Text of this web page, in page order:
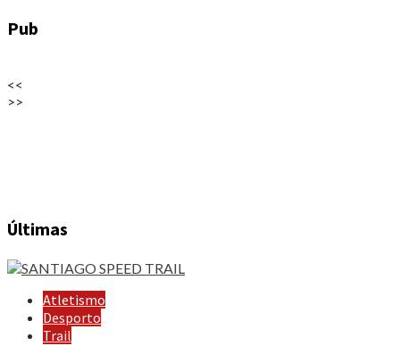
Pub
<<
>>
Últimas
Atletismo
Desporto
Trail